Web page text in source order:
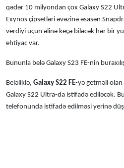
qədər 10 milyondan çox Galaxy S22
Exynos çipsetləri əvəzinə əsasən
verdiyi üçün əlinə keçə biləcək hər bir
ehtiyac var.
Bununla belə Galaxy S23 FE-nin
Beləliklə, Galaxy S22 FE-yə getməli
Galaxy S22 Ultra-da istifadə ediləcək.
telefonunda istifadə edilməsi yerinə